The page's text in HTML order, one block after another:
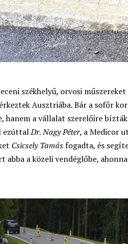
székhelyű, orvosi
Ausztriába. Bár a sofőr
hanem a vállalat szerelőire
ezúttalDr. Nagy Péter, a Medicor
Csicsely Tamásfogadta, és
abba a közeli vendéglőbe,